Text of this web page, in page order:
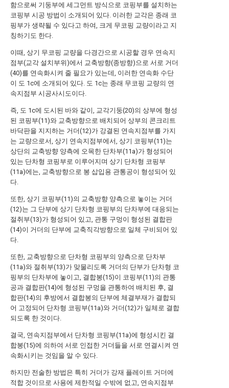
함으로써 기둥부에 세그먼트 방식으로 코핑부를 설치하는
코핑부 시공 방법이 소개되어 있다. 이러한 교각은 종래 코
핑부가 생략될 수 있다고 하여, 크게 무코핑 교량이라고 지
칭하기도 한다.
이때, 상기 무코핑 교량을 다경간으로 시공할 경우 연속지
점부(교각 설치부위)에서 교축방향(종방향)으로 서로 거더
(40)를 연속화시켜 줄 필요가 있는데, 이러한 연속화 수단
이 도 1c에 소개되어 있다. 도 1c는 종래 무코핑 교량의 연
속지점부 시공사시도이다.
즉, 도 1c에 도시된 바와 같이, 교각기둥(20)의 상부에 형성
된 코핑부(11)와 교축방향으로 배치되어 상부의 콘크리트
바닥판을 지지하는 거더(12)가 강결된 연속지점부를 가지
는 교량으로서, 상기 연속지점부에서, 상기 코핑부(11)는
상단의 교축방향 양측에 오목한 단차부(11a)가 형성되어
있는 단차형 코핑부로 이루어지며 상기 단차형 코핑부
(11a)에는, 교축방향으로 봉 삽입용 관통공이 형성되어 있
다.
또한, 상기 코핑부(11)의 교축방향 양측으로 놓이는 거더
(12)는 그 단부에 상기 단차형 코핑부의 단차부에 대응되는
절취부(13)가 형성되어 있고, 관통 구멍이 형성된 결합판
(14)이 거더의 단부에 교축직각방향으로 일체 구비되어 있
다.
또한, 교축방향으로 단차형 코핑부의 양측으로 단차부
(11a)와 절취부(13)가 맞물리도록 거더의 단부가 단차형 코
핑부의 단차부에 놓이고, 결합봉(15)이 코핑부(11)의 관통
공과 결합판(14)에 형성된 구멍을 관통하여 배치된 후, 결
합판(14)의 후방에서 결합봉의 단부에 체결부재가 결합되
어 고정되어 단차형 코핑부(11a)와 거더(12)가 일체로 결합
되도록 한 것이다.
결국, 연속지점부에서 단차형 코핑부(11a)에 형성시킨 결
합봉(15)에 의하여 서로 인접한 거더들을 서로 연결시켜 연
속화시키는 것임을 알 수 있다.
하지만 전술한 방법은 특히 거더가 강재 플레이트 거더에
적합 것이므로 사용에 제한적일 수밖에 없고, 연속지점부